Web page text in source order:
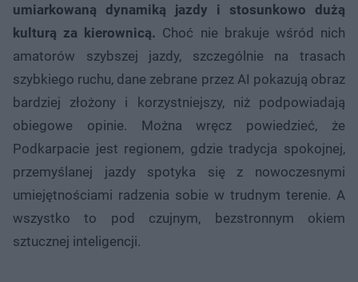
umiarkowaną dynamiką jazdy i stosunkowo dużą
kulturą za kierownicą. Choć nie brakuje wśród nich
amatorów szybszej jazdy, szczególnie na trasach
szybkiego ruchu, dane zebrane przez AI pokazują obraz
bardziej złożony i korzystniejszy, niż podpowiadają
obiegowe opinie. Można wręcz powiedzieć, że
Podkarpacie jest regionem, gdzie tradycja spokojnej,
przemyślanej jazdy spotyka się z nowoczesnymi
umiejętnościami radzenia sobie w trudnym terenie. A
wszystko to pod czujnym, bezstronnym okiem
sztucznej inteligencji.